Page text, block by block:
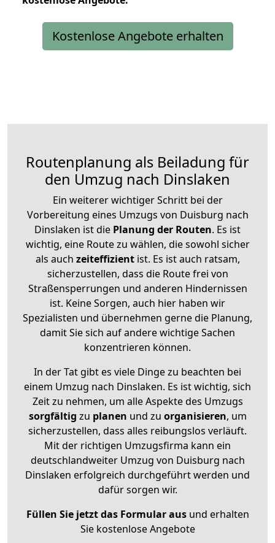
Kostenlose Angebote erhalten
Routenplanung als Beiladung für
den Umzug nach Dinslaken
Ein weiterer wichtiger Schritt bei der
Vorbereitung eines Umzugs von Duisburg nach
Dinslaken ist die Planung der Routen. Es ist
wichtig, eine Route zu wählen, die sowohl sicher
als auch zeiteffizientist. Es ist auch ratsam,
sicherzustellen, dass die Route frei von
Straßensperrungen und anderen Hindernissen
ist. Keine Sorgen, auch hier haben wir
Spezialisten und übernehmen gerne die Planung,
damit Sie sich auf andere wichtige Sachen
konzentrieren können.
In der Tat gibt es viele Dinge zu beachten bei
einem Umzug nach Dinslaken. Es ist wichtig, sich
Zeit zu nehmen, um alle Aspekte des Umzugs
sorgfältig zu planen und zu organisieren, um
sicherzustellen, dass alles reibungslos verläuft.
Mit der richtigen Umzugsfirma kann ein
deutschlandweiter Umzug von Duisburg nach
Dinslaken erfolgreich durchgeführt werden und
dafür sorgen wir.
Füllen Sie jetzt das Formular ausund erhalten
Sie kostenlose Angebote